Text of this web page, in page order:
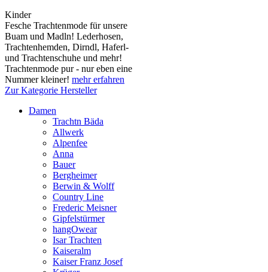
Kinder
Fesche Trachtenmode für unsere
Buam und Madln! Lederhosen,
Trachtenhemden, Dirndl, Haferl-
und Trachtenschuhe und mehr!
Trachtenmode pur - nur eben eine
Nummer kleiner! mehr erfahren
Zur Kategorie Hersteller
Damen
Trachtn Bäda
Allwerk
Alpenfee
Anna
Bauer
Bergheimer
Berwin & Wolff
Country Line
Frederic Meisner
Gipfelstürmer
hangOwear
Isar Trachten
Kaiseralm
Kaiser Franz Josef